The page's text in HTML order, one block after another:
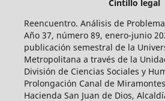
Cintillo legal
Reencuentro. Análisis de
Año 37, número 89, enero-junio
publicación semestral de la
Metropolitana a través de la
División de Ciencias Sociales y
Prolongación Canal de
Hacienda San Juan de Dios,